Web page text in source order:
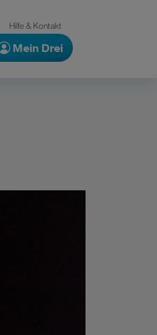
Hilfe & Kontakt
Mein Drei